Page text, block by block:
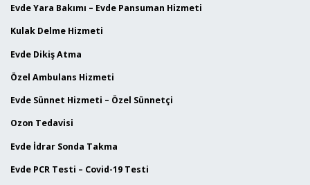
Evde Yara Bakımı – Evde Pansuman Hizmeti
Kulak Delme Hizmeti
Evde Dikiş Atma
Özel Ambulans Hizmeti
Evde Sünnet Hizmeti – Özel Sünnetçi
Ozon Tedavisi
Evde İdrar Sonda Takma
Evde PCR Testi – Covid-19 Testi